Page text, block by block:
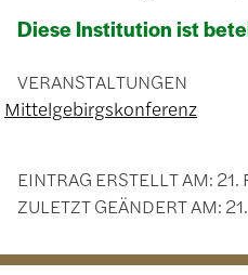
Diese Institution ist
VERANSTALTUNGEN
Mittelgebirgskonferenz
EINTRAG ERSTELLT AM: 21.
ZULETZT GEÄNDERT AM: